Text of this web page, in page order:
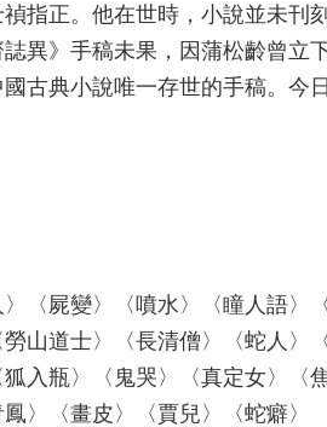
指正。他在世時，小說並未刊
異》手稿未果，因蒲松齡曾立
古典小說唯一存世的手稿。今
〉〈屍變〉〈噴水〉〈瞳人語
勞山道士〉〈長清僧〉〈蛇人
狐入瓶〉〈鬼哭〉〈真定女〉
〉〈畫皮〉〈賈兒〉〈蛇癖〉